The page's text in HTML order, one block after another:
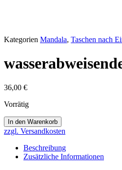
Kategorien Mandala, Taschen nach
36,00 €
Vorrätig
wasserabweisende
Bauchtasche
Frankfurt
(71080)
Menge
In den Warenkorb
zzgl. Versandkosten
Beschreibung
Zusätzliche Informationen